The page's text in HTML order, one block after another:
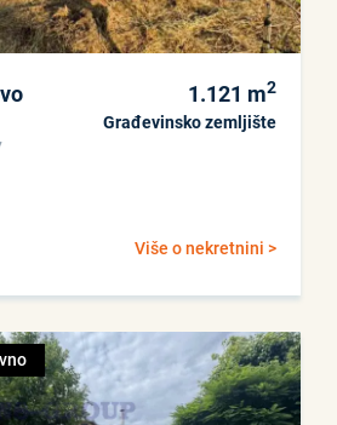
1.121 m2
Građevinsko zemljište
Više o nekretnini >